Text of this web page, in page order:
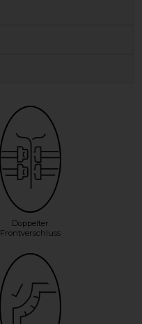
Doppelter
Frontverschluss